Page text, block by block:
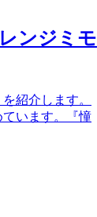
ンジミモ
紹介します。
います。『憧